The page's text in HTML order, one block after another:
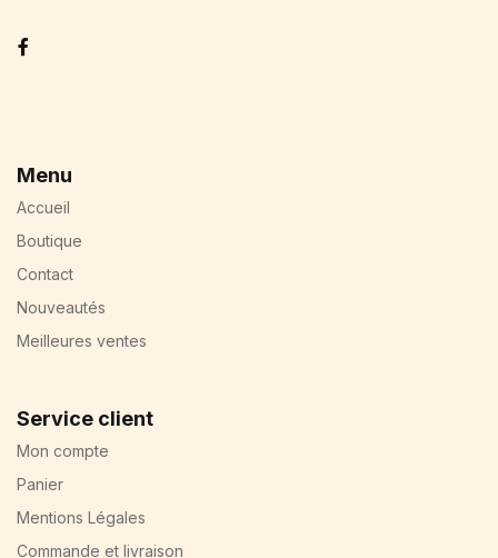
Menu
Accueil
Boutique
Contact
Nouveautés
Meilleures ventes
Service client
Mon compte
Panier
Mentions Légales
Commande et livraison